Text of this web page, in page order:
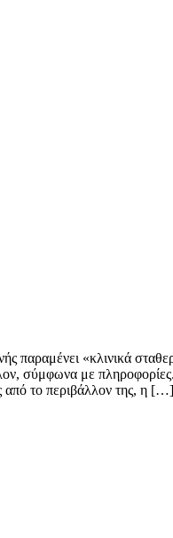
«κλινικά
σύμφωνα με
από το περιβάλλον της, η […]